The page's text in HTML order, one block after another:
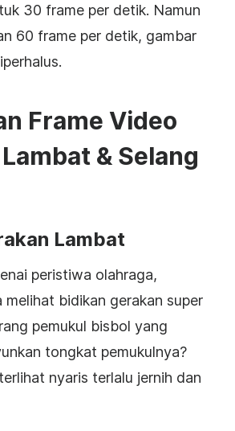
30 frame per detik. Namun
60 frame per detik, gambar
Frame Video
& Selang
Lambat
peristiwa olahraga,
melihat bidikan gerakan super
pemukul bisbol yang
tongkat pemukulnya?
nyaris terlalu jernih dan